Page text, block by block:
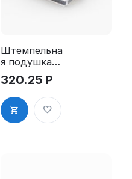
Штемпельна
я подушка
для GRM
4925 2Pads,
синяя
320.25 Р